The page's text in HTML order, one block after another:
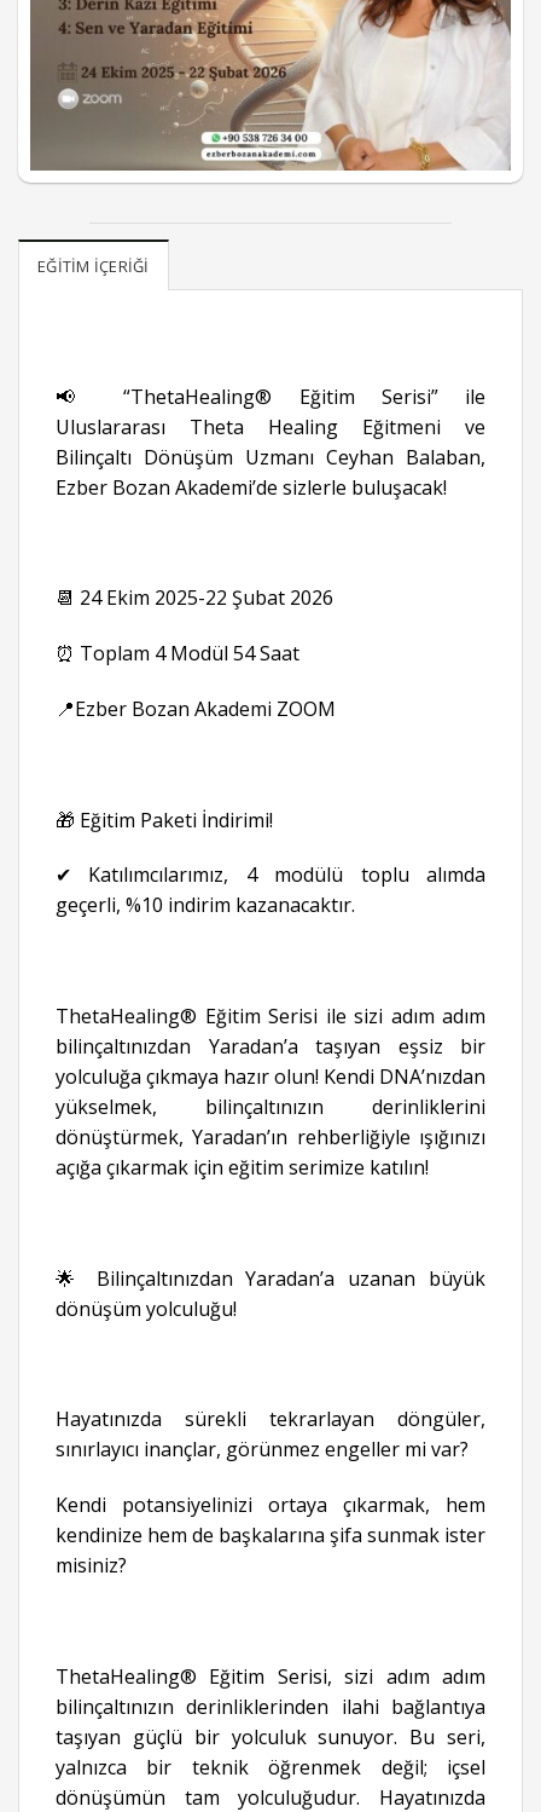
EĞITIM İÇERIĞI
📢 “ThetaHealing® Eğitim Serisi” ile
Uluslararası Theta Healing Eğitmeni ve
Bilinçaltı Dönüşüm Uzmanı Ceyhan Balaban,
Ezber Bozan Akademi’de sizlerle buluşacak!
📆 24 Ekim 2025-22 Şubat 2026
⏰ Toplam 4 Modül 54 Saat
📍Ezber Bozan Akademi ZOOM
🎁 Eğitim Paketi İndirimi!
✔ Katılımcılarımız, 4 modülü toplu alımda
geçerli, %10 indirim kazanacaktır.
ThetaHealing® Eğitim Serisi ile sizi adım adım
bilinçaltınızdan Yaradan’a taşıyan eşsiz bir
yolculuğa çıkmaya hazır olun! Kendi DNA’nızdan
yükselmek, bilinçaltınızın derinliklerini
dönüştürmek, Yaradan’ın rehberliğiyle ışığınızı
açığa çıkarmak için eğitim serimize katılın!
🌟 Bilinçaltınızdan Yaradan’a uzanan büyük
dönüşüm yolculuğu!
Hayatınızda sürekli tekrarlayan döngüler,
sınırlayıcı inançlar, görünmez engeller mi var?
Kendi potansiyelinizi ortaya çıkarmak, hem
kendinize hem de başkalarına şifa sunmak ister
misiniz?
ThetaHealing® Eğitim Serisi, sizi adım adım
bilinçaltınızın derinliklerinden ilahi bağlantıya
taşıyan güçlü bir yolculuk sunuyor. Bu seri,
yalnızca bir teknik öğrenmek değil; içsel
dönüşümün tam yolculuğudur. Hayatınızda